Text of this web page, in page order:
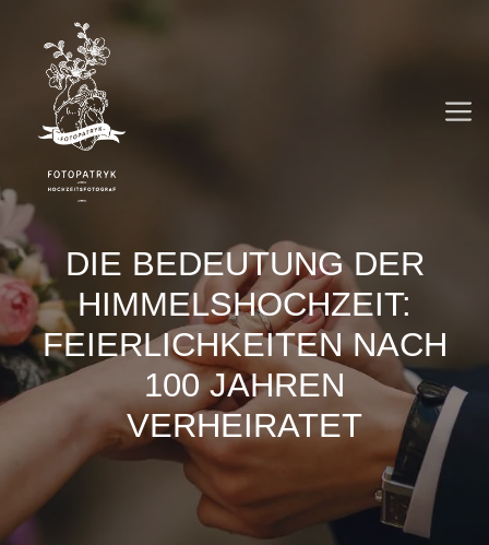
Inhalt
springen
DIE BEDEUTUNG DER
HIMMELSHOCHZEIT:
FEIERLICHKEITEN NACH
100 JAHREN
VERHEIRATET